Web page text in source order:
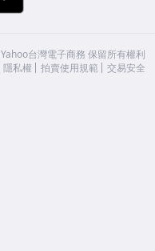
Yahoo台灣電子商務 保留所有權利
隱私權 拍賣使用規範 交易安全